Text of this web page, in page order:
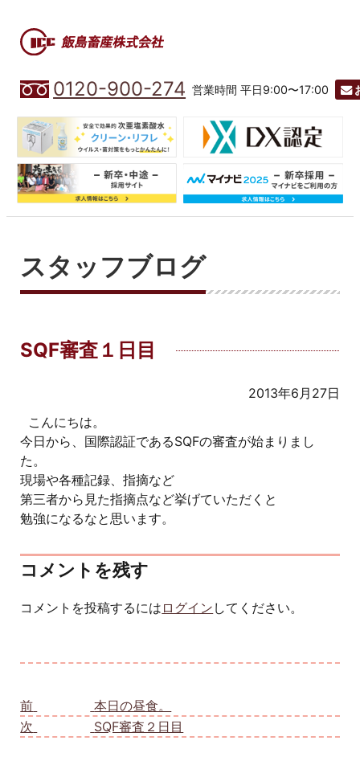
0120-900-274 営業時間 平日9:00〜17:00
スタッフブログ
SQF審査１日目
2013年6月27日
こんにちは。
今日から、国際認証であるSQFの審査が始まりまし
た。
現場や各種記録、指摘など
第三者から見た指摘点など挙げていただくと
勉強になるなと思います。
コメントを残す
コメントを投稿するには ログイン してください。
前
本日の昼食。
次
SQF審査２日目